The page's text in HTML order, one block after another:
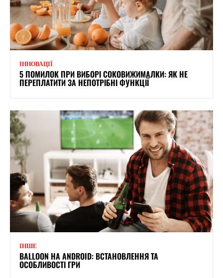
ІННОВАЦІЇ
5 ПОМИЛОК ПРИ ВИБОРІ СОКОВИЖИМАЛКИ: ЯК НЕ
ПЕРЕПЛАТИТИ ЗА НЕПОТРІБНІ ФУНКЦІЇ
ІНШЕ
BALLOON НА ANDROID: ВСТАНОВЛЕННЯ ТА
ОСОБЛИВОСТІ ГРИ